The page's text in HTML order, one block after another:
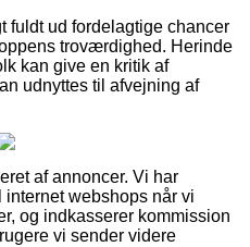
fuldt ud fordelagtige chancer
troværdighed. Herinde
kan give en kritik af
udnyttes til afvejning af
af annoncer. Vi har
webshops når vi
og indkasserer kommission
vi sender videre